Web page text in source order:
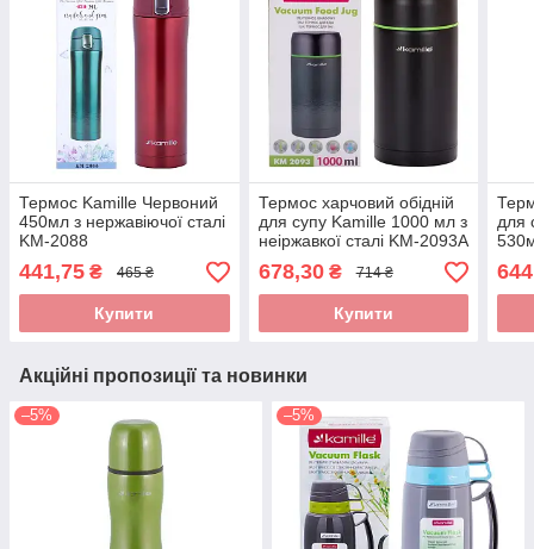
Термос Kamille Червоний
450мл з нержавіючої сталі
KM-2088
441,75 ₴ 465 ₴
Купити
Термос харчовий обідній
для супу Kamille 1000 мл з
неіржавкої сталі KM-2093A
678,30₴ 714 ₴
Купити
для
KM-
Акційні пропозиції та новинки
–5% –5%